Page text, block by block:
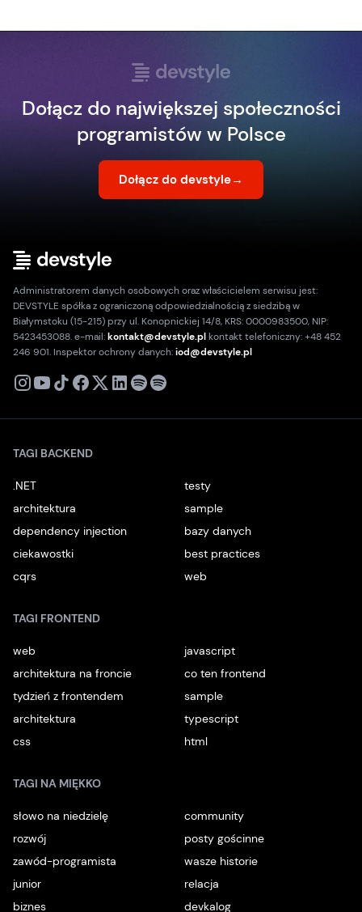
Dołącz do największej społeczności
programistów w Polsce
Dołącz do devstyle→
Administratorem danych osobowych oraz właścicielem serwisu jest:
DEVSTYLE spółka z ograniczoną odpowiedzialnością z siedzibą w
Białymstoku (15-215) przy ul. Konopnickiej 14/8, KRS: 0000983500, NIP:
5423453088. e-mail:kontakt@devstyle.plkontakt telefoniczny: +48 452
246 901. Inspektor ochrony danych:iod@devstyle.pl
X
TAGI BACKEND
.NET
testy
architektura
sample
dependency injection
bazy danych
ciekawostki
best practices
cqrs
web
TAGI FRONTEND
web
javascript
architektura na froncie
co ten frontend
tydzień z frontendem
sample
architektura
typescript
css
html
TAGI NA MIĘKKO
słowo na niedzielę
community
rozwój
posty gościnne
zawód-programista
wasze historie
junior
relacja
biznes
devkalog